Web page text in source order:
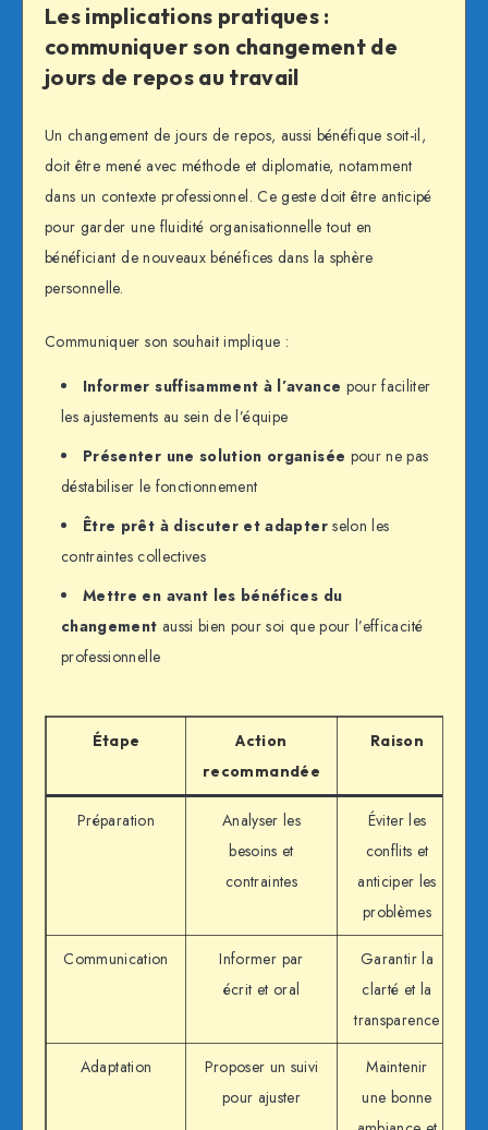
Les implications pratiques :
communiquer son changement de
jours de repos au travail
Un changement de jours de repos, aussi bénéfique soit-il,
doit être mené avec méthode et diplomatie, notamment
dans un contexte professionnel. Ce geste doit être anticipé
pour garder une fluidité organisationnelle tout en
bénéficiant de nouveaux bénéfices dans la sphère
personnelle.
Communiquer son souhait implique :
Informer suffisamment à l’avance pour faciliter
les ajustements au sein de l’équipe
Présenter une solution organisée pour ne pas
déstabiliser le fonctionnement
Être prêt à discuter et adapterselon les
contraintes collectives
Mettre en avant les bénéfices du
changement aussi bien pour soi que pour l’efficacité
professionnelle
Étape
Action
recommandée
Raison
Préparation
Analyser les
besoins et
contraintes
Éviter les
conflits et
anticiper les
problèmes
Communication
Informer par
écrit et oral
Garantir la
clarté et la
transparence
Adaptation
Proposer un suivi
pour ajuster
Maintenir
une bonne